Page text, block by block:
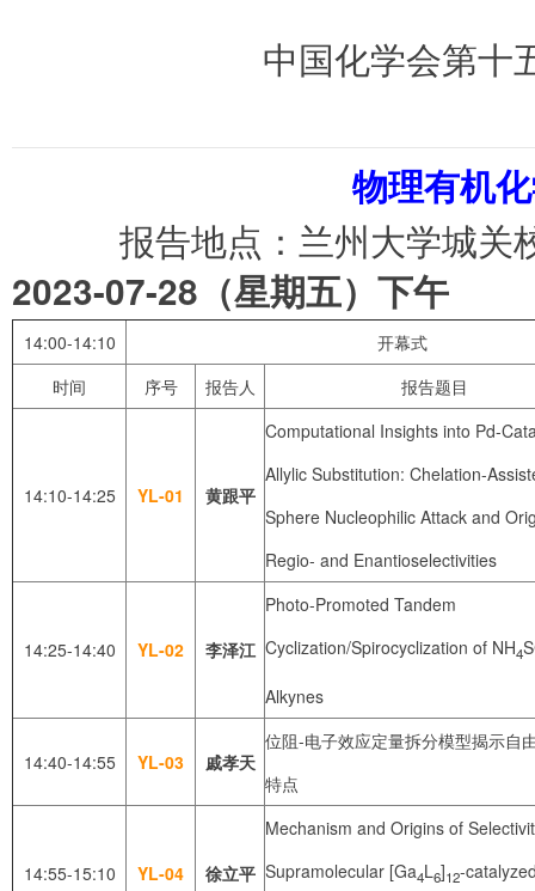
中国化学会第十
物理有机
报告地点：兰州大学城关
2023-07-28 （星期五）下午
14:00-14:10
开幕式
时间
序号 报告人 报告题目
14:10-14:25 YL-01 黄跟平
Computational Insights into Pd-
Allylic Substitution: Chelation-
Sphere Nucleophilic Attack and
Regio- and Enantioselectivities
14:25-14:40 YL-02 李泽江
Photo-Promoted Tandem
Cyclization/Spirocyclization of NH4
Alkynes
14:40-14:55 YL-03 戚孝天
位阻-电子效应定量拆分模型揭示自
特点
14:55-15:10 YL-04 徐立平
Mechanism and Origins of
Supramolecular [Ga4L6]12-